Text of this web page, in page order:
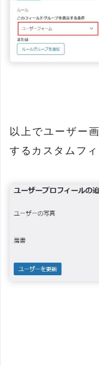
以上でユーザー
するカスタムフ